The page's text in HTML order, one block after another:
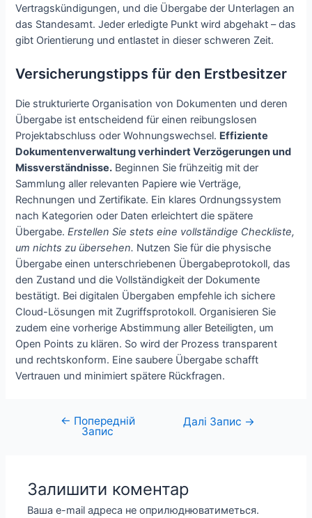
Vertragskündigungen, und die Übergabe der Unterlagen an
das Standesamt. Jeder erledigte Punkt wird abgehakt – das
gibt Orientierung und entlastet in dieser schweren Zeit.
Versicherungstipps für den Erstbesitzer
Die strukturierte Organisation von Dokumenten und deren
Übergabe ist entscheidend für einen reibungslosen
Projektabschluss oder Wohnungswechsel. Effiziente
Dokumentenverwaltung verhindert Verzögerungen und
Missverständnisse. Beginnen Sie frühzeitig mit der
Sammlung aller relevanten Papiere wie Verträge,
Rechnungen und Zertifikate. Ein klares Ordnungssystem
nach Kategorien oder Daten erleichtert die spätere
Übergabe.Erstellen Sie stets eine vollständige Checkliste,
um nichts zu übersehen. Nutzen Sie für die physische
Übergabe einen unterschriebenen Übergabeprotokoll, das
den Zustand und die Vollständigkeit der Dokumente
bestätigt. Bei digitalen Übergaben empfehle ich sichere
Cloud-Lösungen mit Zugriffsprotokoll. Organisieren Sie
zudem eine vorherige Abstimmung aller Beteiligten, um
Open Points zu klären. So wird der Prozess transparent
und rechtskonform. Eine saubere Übergabe schafft
Vertrauen und minimiert spätere Rückfragen.
Навігація
← Попередній
Запис
Далі Запис →
Залишити коментар
Ваша e-mail адреса не оприлюднюватиметься.